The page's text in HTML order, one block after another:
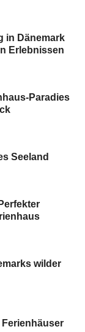
in Dänemark
Erlebnissen
Paradies
Seeland
wilder